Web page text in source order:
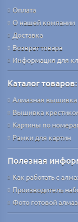
Оплата
О нашей компании
Доставка
Возврат товара
Информация для
Каталог товаров:
Алмазная вышивка
Вышивка
Картины по
Рамки для картин
Полезная
Как работать с
Производитель
Фото готовой